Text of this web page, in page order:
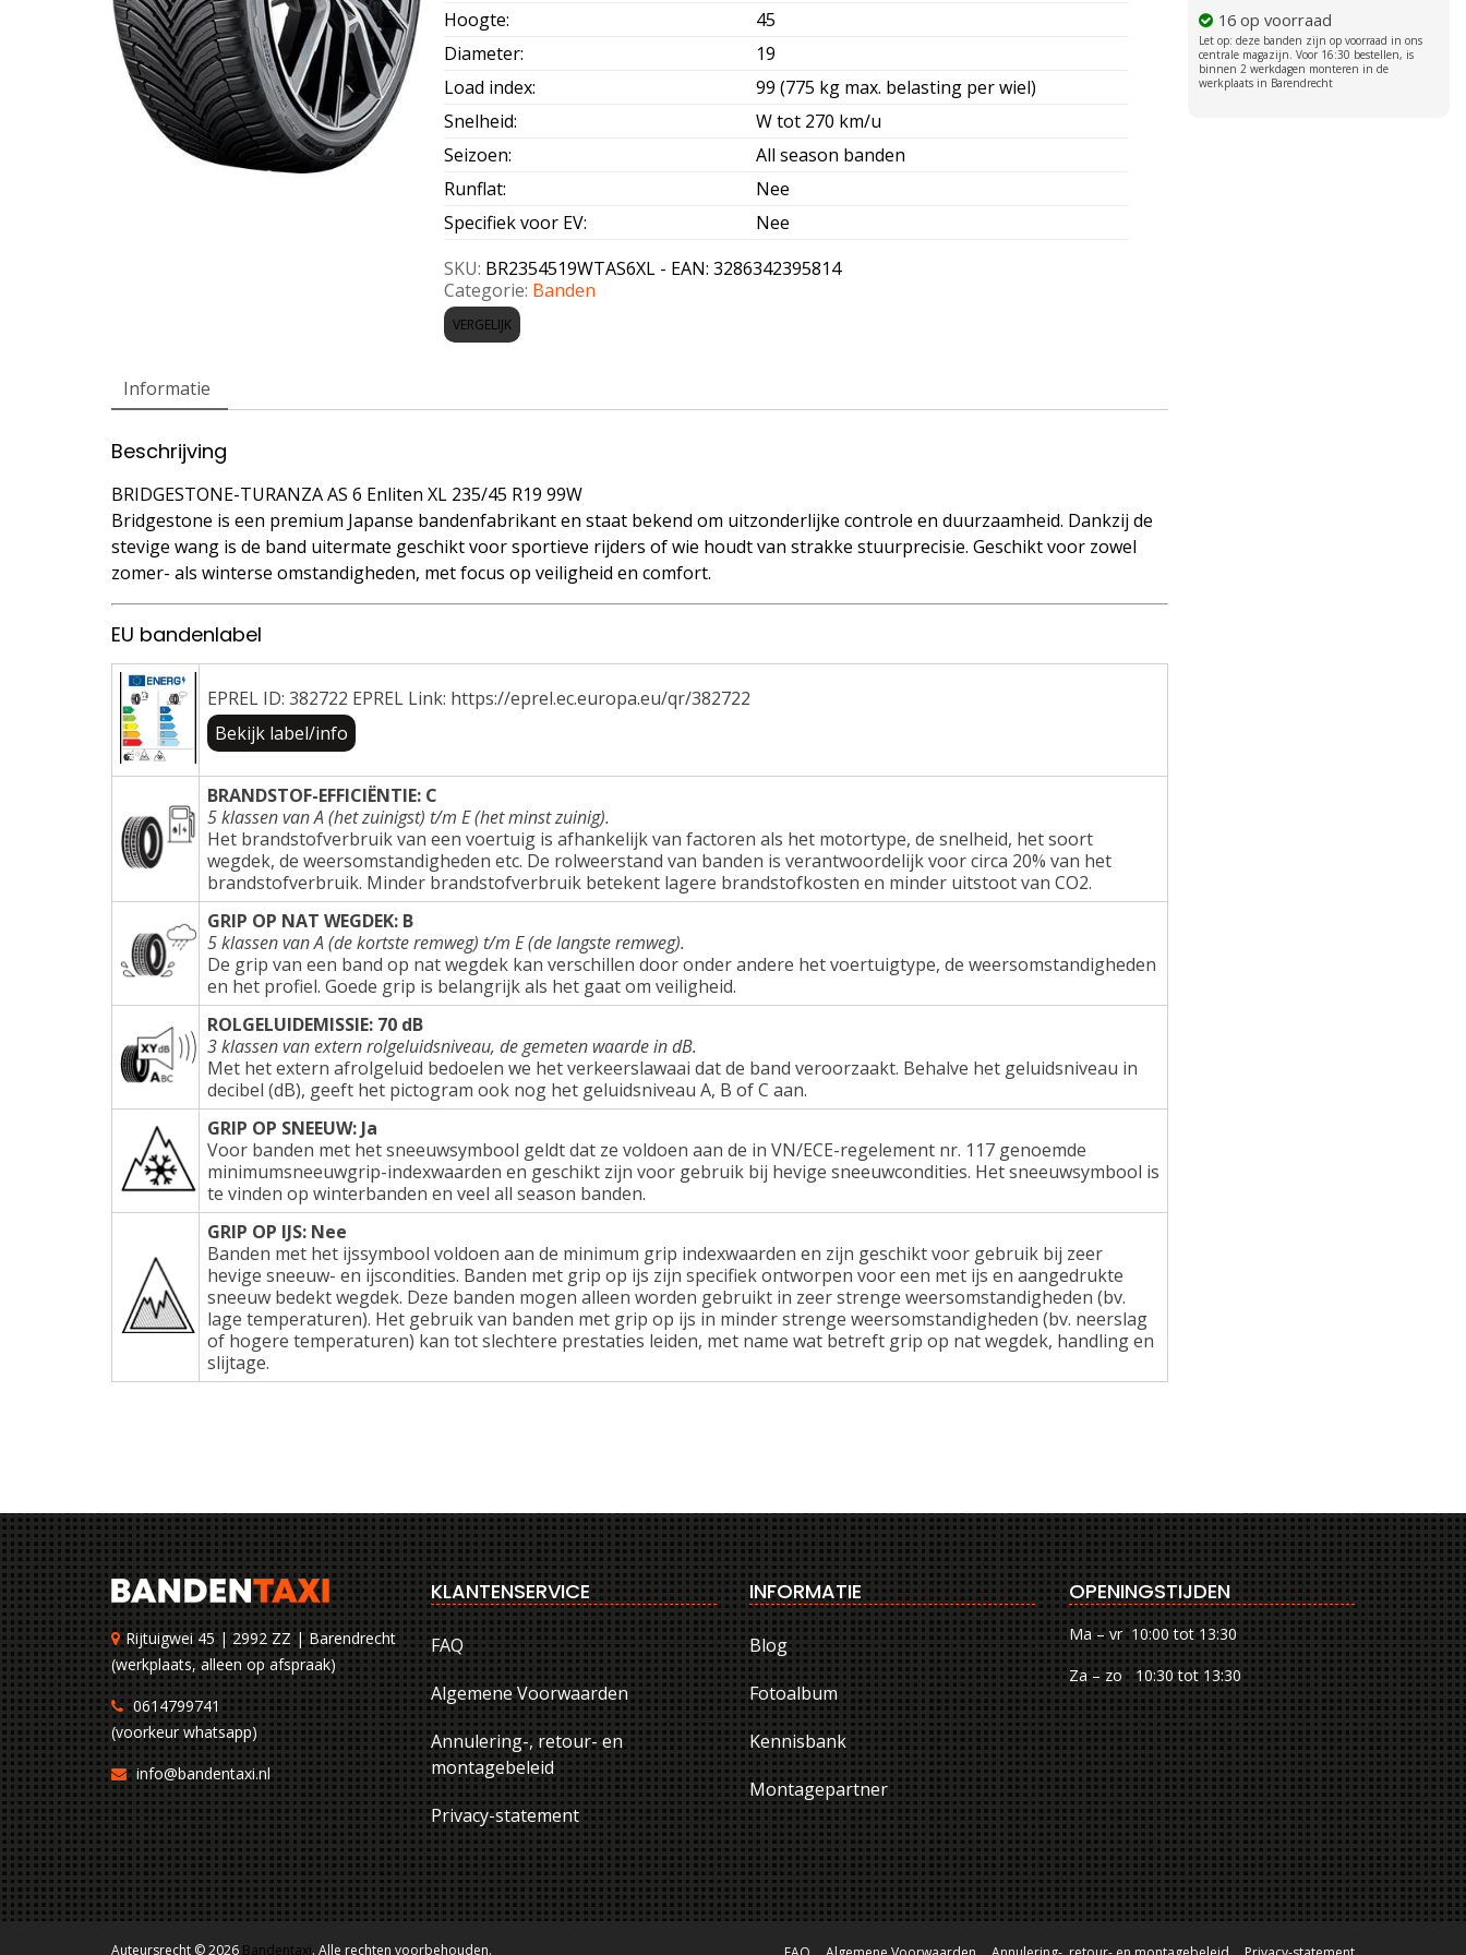
Hoogte:
45
Diameter:
19
Load index:
99 (775 kg max. belasting per wiel)
Snelheid:
W tot 270 km/u
Seizoen:
All season banden
Runflat:
Nee
Specifiek voor EV:
Nee
SKU: BR2354519WTAS6XL - EAN: 3286342395814
Categorie: Banden
VERGELIJK
16 op voorraad
Informatie
Beschrijving
BRIDGESTONE-TURANZA AS 6 Enliten XL 235/45 R19 99W
Bridgestone is een premium Japanse bandenfabrikant en staat bekend om uitzonderlijke controle en duurzaamheid. Dankzij de
stevige wang is de band uitermate geschikt voor sportieve rijders of wie houdt van strakke stuurprecisie. Geschikt voor zowel
zomer- als winterse omstandigheden, met focus op veiligheid en comfort.
EU bandenlabel
EPREL ID: 382722 EPREL Link: https://eprel.ec.europa.eu/qr/382722
Bekijk label/info
BRANDSTOF-EFFICIËNTIE: C
5 klassen van A (het zuinigst) t/m E (het minst zuinig).
Het brandstofverbruik van een voertuig is afhankelijk van factoren als het motortype, de snelheid, het soort
wegdek, de weersomstandigheden etc. De rolweerstand van banden is verantwoordelijk voor circa 20% van het
brandstofverbruik. Minder brandstofverbruik betekent lagere brandstofkosten en minder uitstoot van CO2.
GRIP OP NAT WEGDEK: B
5 klassen van A (de kortste remweg) t/m E (de langste remweg).
De grip van een band op nat wegdek kan verschillen door onder andere het voertuigtype, de weersomstandigheden
en het profiel. Goede grip is belangrijk als het gaat om veiligheid.
ROLGELUIDEMISSIE: 70 dB
3 klassen van extern rolgeluidsniveau, de gemeten waarde in dB.
Met het extern afrolgeluid bedoelen we het verkeerslawaai dat de band veroorzaakt. Behalve het geluidsniveau in
decibel (dB), geeft het pictogram ook nog het geluidsniveau A, B of C aan.
GRIP OP SNEEUW: Ja
Voor banden met het sneeuwsymbool geldt dat ze voldoen aan de in VN/ECE-regelement nr. 117 genoemde
minimumsneeuwgrip-indexwaarden en geschikt zijn voor gebruik bij hevige sneeuwcondities. Het sneeuwsymbool is
te vinden op winterbanden en veel all season banden.
GRIP OP IJS: Nee
Banden met het ijssymbool voldoen aan de minimum grip indexwaarden en zijn geschikt voor gebruik bij zeer
hevige sneeuw- en ijscondities. Banden met grip op ijs zijn specifiek ontworpen voor een met ijs en aangedrukte
sneeuw bedekt wegdek. Deze banden mogen alleen worden gebruikt in zeer strenge weersomstandigheden (bv.
lage temperaturen). Het gebruik van banden met grip op ijs in minder strenge weersomstandigheden (bv. neerslag
of hogere temperaturen) kan tot slechtere prestaties leiden, met name wat betreft grip op nat wegdek, handling en
slijtage.
Rijtuigwei 45 | 2992 ZZ | Barendrecht
(werkplaats, alleen op afspraak)
0614799741
(voorkeur whatsapp)
info@bandentaxi.nl
KLANTENSERVICE
FAQ
Algemene Voorwaarden
Annulering-, retour- en
montagebeleid
Privacy-statement
INFORMATIE
Blog
Fotoalbum
Kennisbank
Montagepartner
OPENINGSTIJDEN
Ma – vr 10:00 tot 13:30
Za – zo 10:30 tot 13:30
Auteursrecht © 2026 Bandentaxi. Alle rechten voorbehouden.